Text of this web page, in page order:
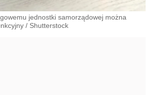
jednostki samorządowej można
/ Shutterstock